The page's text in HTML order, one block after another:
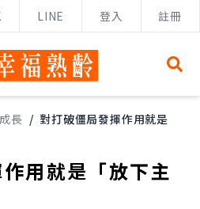
LINE 登入 註冊
長 / 對打破僵局發揮作用就是
用就是「放下主